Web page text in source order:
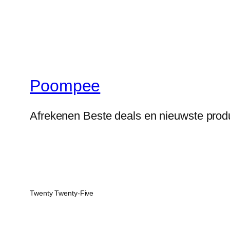
Poompee
Afrekenen Beste deals en nieuwste
Twenty Twenty-Five